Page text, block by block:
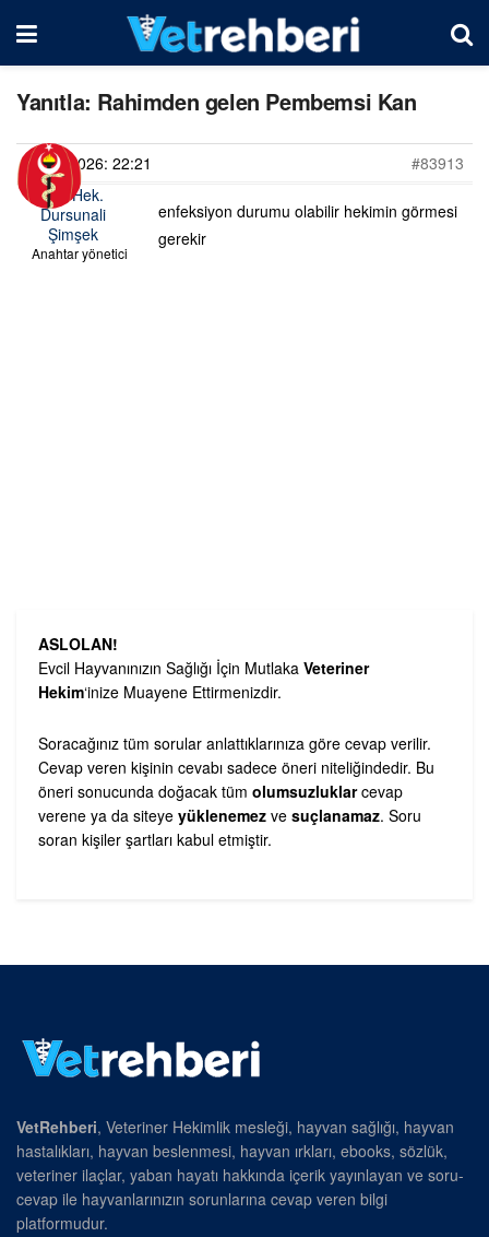
Yanıtla: Rahimden gelen Pembemsi Kan
08/06/2026: 22:21
#83913
Vet. Hek.
Dursunali
Şimşek
Anahtar yönetici
enfeksiyon durumu olabilir hekimin görmesi
gerekir
ASLOLAN!
Evcil Hayvanınızın Sağlığı İçin Mutlaka Veteriner
Hekim‘inize Muayene Ettirmenizdir.
Soracağınız tüm sorular anlattıklarınıza göre cevap verilir.
Cevap veren kişinin cevabı sadece öneri niteliğindedir. Bu
öneri sonucunda doğacak tüm olumsuzluklarcevap
verene ya da siteye yüklenemez ve suçlanamaz. Soru
soran kişiler şartları kabul etmiştir.
VetRehberi, Veteriner Hekimlik mesleği, hayvan sağlığı, hayvan
hastalıkları, hayvan beslenmesi, hayvan ırkları, ebooks, sözlük,
veteriner ilaçlar, yaban hayatı hakkında içerik yayınlayan ve soru-
cevap ile hayvanlarınızın sorunlarına cevap veren bilgi
platformudur.